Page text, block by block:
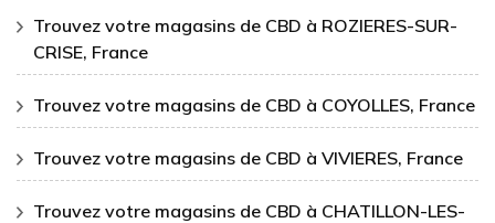
Trouvez votre magasins de CBD à ROZIERES-SUR-
CRISE, France
Trouvez votre magasins de CBD à COYOLLES, France
Trouvez votre magasins de CBD à VIVIERES, France
Trouvez votre magasins de CBD à CHATILLON-LES-